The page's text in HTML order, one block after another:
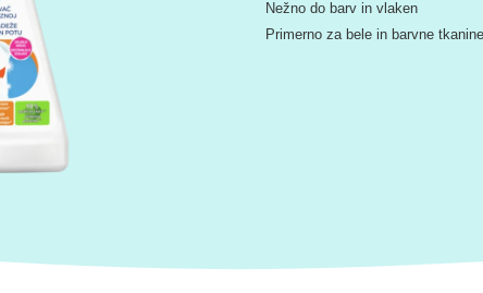
Nežno do barv in vlaken
Primerno za bele in barvne tkanine